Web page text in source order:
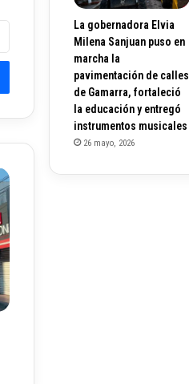
La gobernadora Elvia
Milena Sanjuan puso en
marcha la
pavimentación de calles
de Gamarra, fortaleció
la educación y entregó
instrumentos musicales
26 mayo, 2026